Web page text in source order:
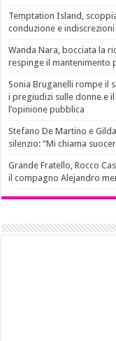
Temptation Island,
conduzione e
Wanda Nara, bocciata la
respinge il mantenimento
Sonia Bruganelli rompe il
i pregiudizi sulle donne e
l’opinione pubblica
Stefano De Martino e
silenzio: “Mi chiama
Grande Fratello, Rocco
il compagno Alejandro